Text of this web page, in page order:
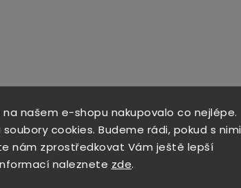
našem e-shopu nakupovalo co nejlépe.
cookies. Budeme rádi, pokud s nimi
nám zprostředkovat Vám ještě lepší
naleznete zde.